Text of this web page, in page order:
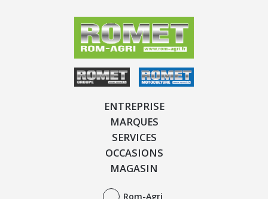
ENTREPRISE
MARQUES
SERVICES
OCCASIONS
MAGASIN
Rom-Agri